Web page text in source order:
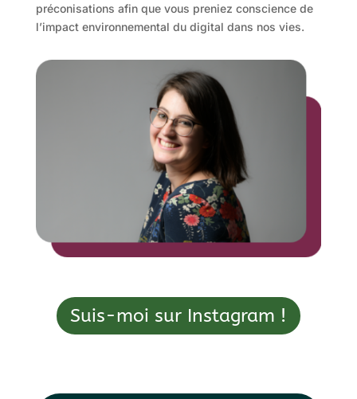
préconisations afin que vous preniez conscience de
l’impact environnemental du digital dans nos vies.
Suis-moi sur Instagram !